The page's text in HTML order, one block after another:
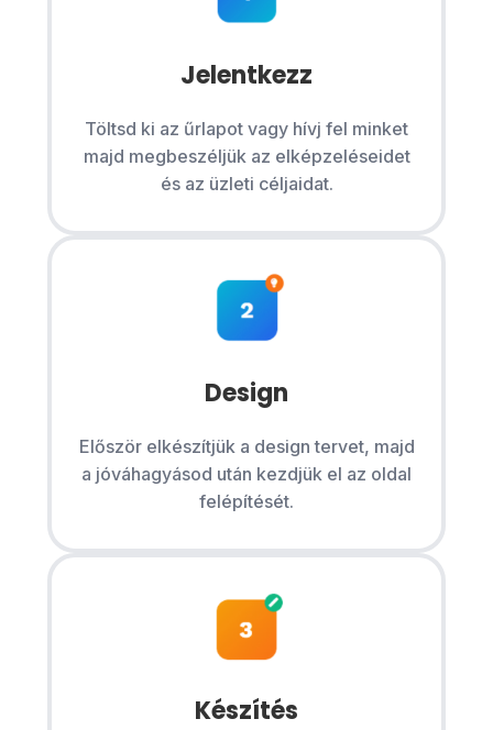
Jelentkezz
Töltsd ki az űrlapot vagy hívj fel minket
majd megbeszéljük az elképzeléseidet
és az üzleti céljaidat.
Design
Először elkészítjük a design tervet, majd
a jóváhagyásod után kezdjük el az oldal
felépítését.
Készítés